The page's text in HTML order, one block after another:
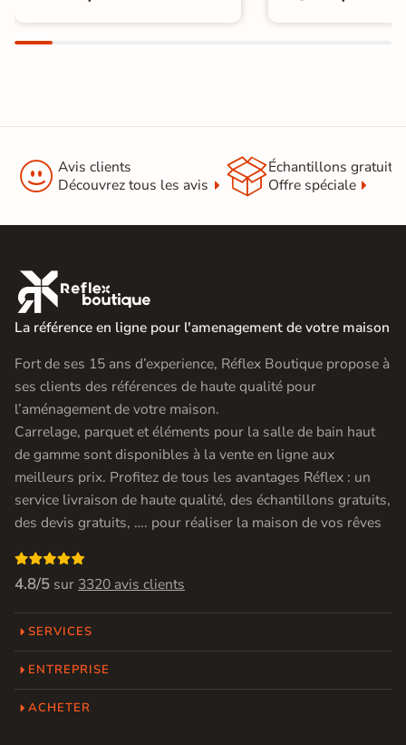
 Avis clients
Découvrez tous les avis
Échantillons gratuit
Offre spéciale

La référence en ligne pour l'amenagement de votre maison
Fort de ses 15 ans d’experience, Réflex Boutique propose à
ses clients des références de haute qualité pour
l’aménagement de votre maison.
Carrelage, parquet et éléments pour la salle de bain haut
de gamme sont disponibles à la vente en ligne aux
meilleurs prix. Profitez de tous les avantages Réflex : un
service livraison de haute qualité, des échantillons gratuits,
des devis gratuits, …. pour réaliser la maison de vos rêves

4.8/5 sur 3320 avis clients
SERVICES
ENTREPRISE
ACHETER